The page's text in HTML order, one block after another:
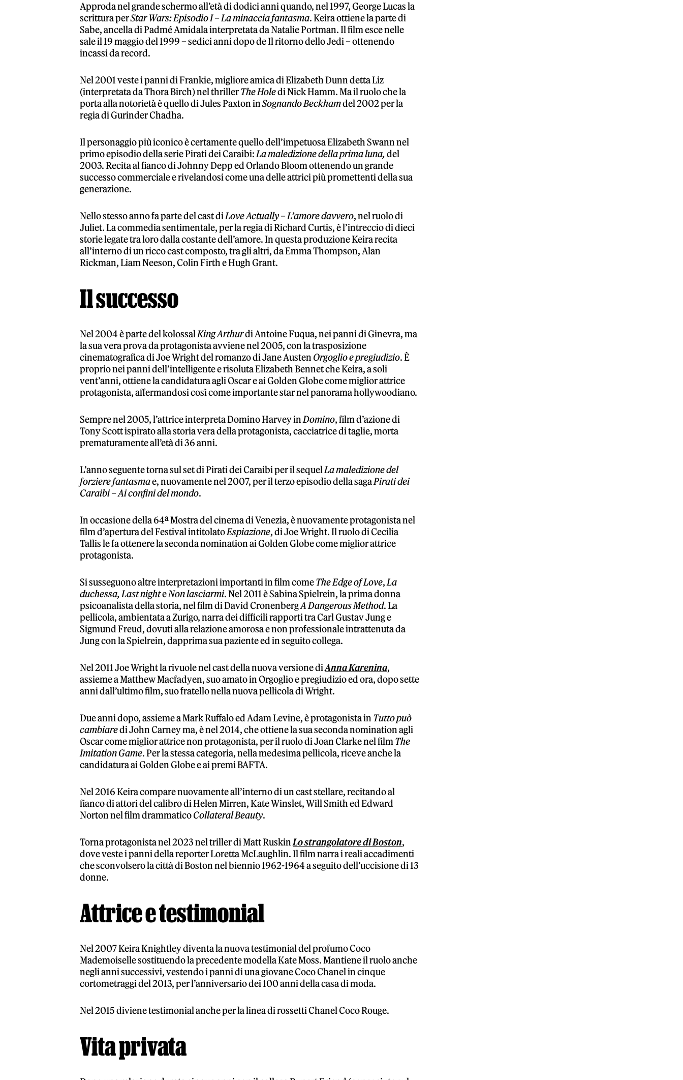
Approda nel grande schermo all’età di dodici anni quando, nel 1997, George Lucas la
scrittura perStar Wars: Episodio I – La minaccia fantasma. Keira ottiene la parte di
Sabe, ancella di Padmé Amidala interpretata da Natalie Portman. Il film esce nelle
sale il 19 maggio del 1999 – sedici anni dopo de Il ritorno dello Jedi – ottenendo
incassi da record.
Nel 2001 veste i panni di Frankie, migliore amica di Elizabeth Dunn detta Liz
(interpretata da Thora Birch) nel thrillerThe Holedi Nick Hamm. Ma il ruolo che la
porta alla notorietà è quello di Jules Paxton inSognando Beckhamdel 2002 per la
regia di Gurinder Chadha.
Il personaggio più iconico è certamente quello dell’impetuosa Elizabeth Swann nel
primo episodio della serie Pirati dei Caraibi:La maledizione della prima luna,del
2003. Recita al fianco di Johnny Depp ed Orlando Bloom ottenendo un grande
successo commerciale e rivelandosi come una delle attrici più promettenti della sua
generazione.
Nello stesso anno fa parte del cast diLove Actually – L’amore davvero, nel ruolo di
Juliet. La commedia sentimentale, per la regia di Richard Curtis, è l’intreccio di dieci
storie legate tra loro dalla costante dell’amore. In questa produzione Keira recita
all’interno di un ricco cast composto, tra gli altri, da Emma Thompson, Alan
Rickman, Liam Neeson, Colin Firth e Hugh Grant.
Il successo
Nel 2004 è parte del kolossalKing Arthurdi Antoine Fuqua, nei panni di Ginevra, ma
la sua vera prova da protagonista avviene nel 2005, con la trasposizione
cinematografica di Joe Wright del romanzo di Jane Austen Orgoglio e pregiudizio. È
proprio nei panni dell’intelligente e risoluta Elizabeth Bennet che Keira, a soli
vent’anni, ottiene la candidatura agli Oscar e ai Golden Globe come miglior attrice
protagonista, affermandosi così come importante star nel panorama hollywoodiano.
Sempre nel 2005, l’attrice interpreta Domino Harvey inDomino, film d’azione di
Tony Scott ispirato alla storia vera della protagonista, cacciatrice di taglie, morta
prematuramente all’età di 36 anni.
L’anno seguente torna sul set di Pirati dei Caraibi per il sequelLa maledizione del
forziere fantasmae, nuovamente nel 2007, per il terzo episodio della sagaPirati dei
Caraibi – Ai confini del mondo.
In occasione della 64ª Mostra del cinema di Venezia, è nuovamente protagonista nel
film d’apertura del Festival intitolatoEspiazione, di Joe Wright. Il ruolo di Cecilia
Tallis le fa ottenere la seconda nomination ai Golden Globe come miglior attrice
protagonista.
Si susseguono altre interpretazioni importanti in film comeThe Edge of Love,La
duchessa, Last nighteNon lasciarmi. Nel 2011 è Sabina Spielrein, la prima donna
psicoanalista della storia, nel film di David CronenbergA Dangerous Method. La
pellicola, ambientata a Zurigo, narra dei difficili rapporti tra Carl Gustav Jung e
Sigmund Freud, dovuti alla relazione amorosa e non professionale intrattenuta da
Jung con la Spielrein, dapprima sua paziente ed in seguito collega.
Nel 2011 Joe Wright la rivuole nel cast della nuova versione diAnna Karenina,
assieme a Matthew Macfadyen, suo amato in Orgoglio e pregiudizio ed ora, dopo sette
anni dall’ultimo film, suo fratello nella nuova pellicola di Wright.
Due anni dopo, assieme a Mark Ruffalo ed Adam Levine, è protagonista in Tutto può
cambiaredi John Carney ma, è nel 2014, che ottiene la sua seconda nomination agli
Oscar come miglior attrice non protagonista, per il ruolo di Joan Clarke nel filmThe
Imitation Game. Per la stessa categoria, nella medesima pellicola, riceve anche la
candidatura ai Golden Globe e ai premi BAFTA.
Nel 2016 Keira compare nuovamente all’interno di un cast stellare, recitando al
fianco di attori del calibro di Helen Mirren, Kate Winslet, Will Smith ed Edward
Norton nel film drammaticoCollateral Beauty.
Torna protagonista nel 2023 nel triller di Matt RuskinLo strangolatore di Boston,
dove veste i panni della reporter Loretta McLaughlin. Il film narra i reali accadimenti
che sconvolsero la città di Boston nel biennio 1962-1964 a seguito dell’uccisione di 13
donne.
Attrice e testimonial
Nel 2007 Keira Knightley diventa la nuova testimonial del profumo Coco
Mademoiselle sostituendo la precedente modella Kate Moss. Mantiene il ruolo anche
negli anni successivi, vestendo i panni di una giovane Coco Chanel in cinque
cortometraggi del 2013, per l’anniversario dei 100 anni della casa di moda.
Nel 2015 diviene testimonial anche per la linea di rossetti Chanel Coco Rouge.
Vita privata